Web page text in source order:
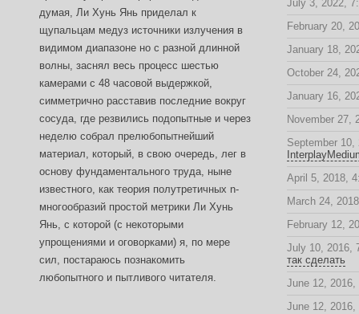
думая, Ли Хунь Янь приделал к
щупальцам медуз источники излучения в
видимом диапазоне но с разной длинной
волны, заснял весь процесс шестью
камерами с 48 часовой выдержкой,
симметрично расставив последние вокруг
сосуда, где резвились подопытные и через
неделю собрал прелюбопытнейший
материал, который, в свою очередь, лег в
основу фундаментального труда, ныне
известного, как теория полутретичных n-
многообразий простой метрики Ли Хунь
Янь, с которой (с некоторыми
упрощениями и оговорками) я, по мере
сил, постараюсь познакомить
любопытного и пытливого читателя.
July 3, 2022,
February 20,
January 18,
October 24,
January 16,
November 27,
September 10,
April 5, 2018,
March 24,
February 12,
July 10, 2016,
так сделать
June 12,
June 12,